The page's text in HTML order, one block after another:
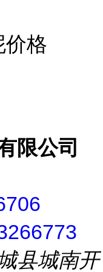
限公司
县城南开